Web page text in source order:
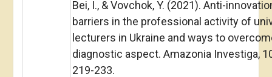
Bei, I., & Vovchok, Y. (2021). Anti-
barriers in the professional activity of
lecturers in Ukraine and ways to
diagnostic aspect. Amazonia Investiga,
219-233.